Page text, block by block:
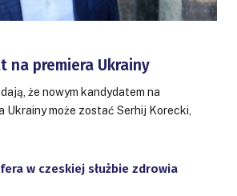
na premiera Ukrainy
że nowym kandydatem na
Ukrainy może zostać Serhij Korecki,
w czeskiej służbie zdrowia